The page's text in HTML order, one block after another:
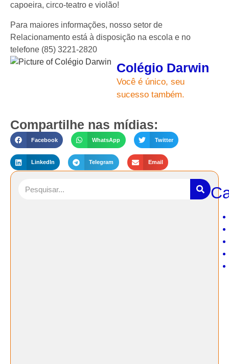
capoeira, circo-teatro e violão!
Para maiores informações, nosso setor de
Relacionamento está à disposição na escola e no
telefone (85) 3221-2820
Colégio Darwin
Você é único, seu
sucesso também.
Compartilhe nas mídias:
Facebook WhatsApp Twitter
LinkedIn Telegram Email